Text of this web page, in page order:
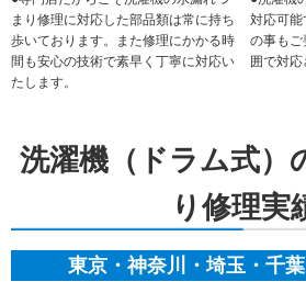
まり修理に対応した部品類は常に持ち
歩いております。また修理にかかる時
間も安心の技術で素早く丁寧に対応い
たします。
対応可
の事も
囲で対応
洗濯機（ドラム式）
り修理実
東京・神奈川・埼玉・千